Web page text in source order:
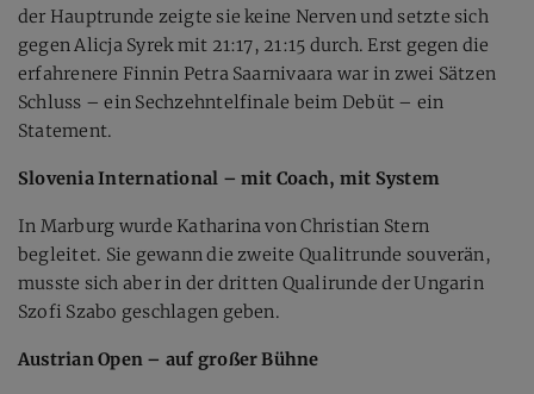
der Hauptrunde zeigte sie keine Nerven und setzte sich
gegen Alicja Syrek mit 21:17, 21:15 durch. Erst gegen die
erfahrenere Finnin Petra Saarnivaara war in zwei Sätzen
Schluss – ein Sechzehntelfinale beim Debüt – ein
Statement.
Slovenia International – mit Coach, mit System
In Marburg wurde Katharina von Christian Stern
begleitet. Sie gewann die zweite Qualitrunde souverän,
musste sich aber in der dritten Qualirunde der Ungarin
Szofi Szabo geschlagen geben.
Austrian Open – auf großer Bühne